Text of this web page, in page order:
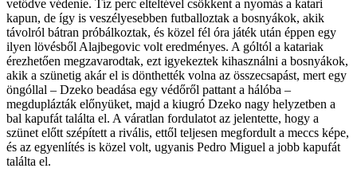
vetődve védenie. Tíz perc elteltével csökkent a nyomás a katari
kapun, de így is veszélyesebben futballoztak a bosnyákok, akik
távolról bátran próbálkoztak, és közel fél óra játék után éppen egy
ilyen lövésből Alajbegovic volt eredményes. A góltól a katariak
érezhetően megzavarodtak, ezt igyekeztek kihasználni a bosnyákok,
akik a szünetig akár el is dönthették volna az összecsapást, mert egy
öngóllal – Dzeko beadása egy védőről pattant a hálóba –
megduplázták előnyüket, majd a kiugró Dzeko nagy helyzetben a
bal kapufát találta el. A váratlan fordulatot az jelentette, hogy a
szünet előtt szépített a rivális, ettől teljesen megfordult a meccs képe,
és az egyenlítés is közel volt, ugyanis Pedro Miguel a jobb kapufát
találta el.